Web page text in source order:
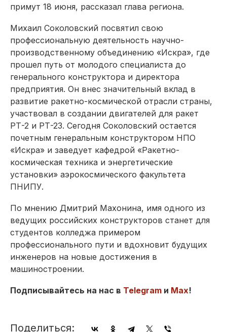
примут 18 июня, рассказал глава региона.
Михаил Соколовский посвятил свою
профессиональную деятельность научно-
производственному объединению «Искра», где
прошел путь от молодого специалиста до
генерального конструктора и директора
предприятия. Он внес значительный вклад в
развитие ракетно-космической отрасли страны,
участвовал в создании двигателей для ракет
РТ-2 и РТ-23. Сегодня Соколовский остается
почетным генеральным конструктором НПО
«Искра» и заведует кафедрой «Ракетно-
космическая техника и энергетические
установки» аэрокосмического факультета
ПНИПУ.
По мнению Дмитрий Махонина, имя одного из
ведущих российских конструкторов станет для
студентов колледжа примером
профессионального пути и вдохновит будущих
инженеров на новые достижения в
машиностроении.
Подписывайтесь на нас в Telegram и Max!
Поделиться: